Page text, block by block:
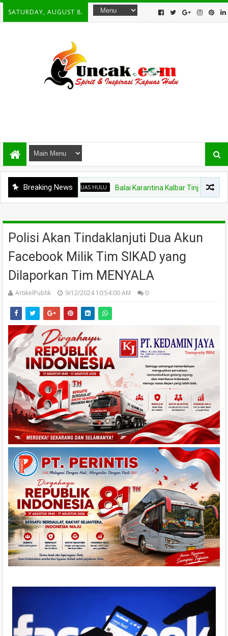
SATURDAY, AUGUST 8.
Breaking News
KAPUAS HULU Balai Karantina Kalbar Tinjau Jalur Tidak
Polisi Akan Tindaklanjuti Dua Akun
Facebook Milik Tim SIKAD yang
Dilaporkan Tim MENYALA
ArtikelPublik 9/12/2024 10:54:00 AM 0